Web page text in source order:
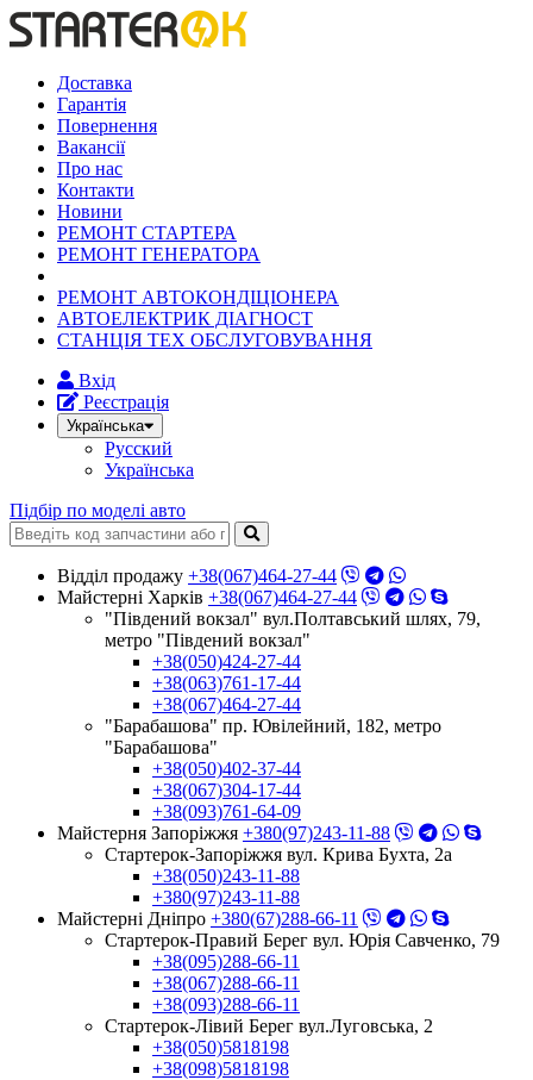
Доставка
Гарантія
Повернення
Вакансії
Про нас
Контакти
Новини
РЕМОНТ СТАРТЕРА
РЕМОНТ ГЕНЕРАТОРА
РЕМОНТ АВТОКОНДІЦІОНЕРА
АВТОЕЛЕКТРИК ДІАГНОСТ
СТАНЦІЯ ТЕХ ОБСЛУГОВУВАННЯ
Вхід
Реєстрація
Українська
Русский
Українська
Підбір по моделі авто
Відділ продажу +38(067)464-27-44
Майстерні Харків +38(067)464-27-44
"Південий вокзал" вул.Полтавський шлях, 79,
метро "Південий вокзал"
+38(050)424-27-44
+38(063)761-17-44
+38(067)464-27-44
"Барабашова" пр. Ювілейний, 182, метро
"Барабашова"
+38(050)402-37-44
+38(067)304-17-44
+38(093)761-64-09
Майстерня Запоріжжя +380(97)243-11-88
Стартерок-Запоріжжя вул. Крива Бухта, 2а
+38(050)243-11-88
+380(97)243-11-88
Майстерні Днiпро +380(67)288-66-11
Стартерок-Правий Берег вул. Юрія Савченко, 79
+38(095)288-66-11
+38(067)288-66-11
+38(093)288-66-11
Стартерок-Лівий Берег вул.Луговська, 2
+38(050)5818198
+38(098)5818198